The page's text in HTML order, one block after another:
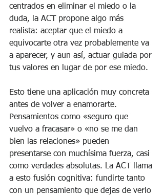
centrados en eliminar el miedo o la
duda, la ACT propone algo más
realista: aceptar que el miedo a
equivocarte otra vez probablemente va
a aparecer, y aun así, actuar guiada por
tus valores en lugar de por ese miedo.
Esto tiene una aplicación muy concreta
antes de volver a enamorarte.
Pensamientos como «seguro que
vuelvo a fracasar» o «no se me dan
bien las relaciones» pueden
presentarse con muchísima fuerza, casi
como verdades absolutas. La ACT llama
a esto fusión cognitiva: fundirte tanto
con un pensamiento que dejas de verlo